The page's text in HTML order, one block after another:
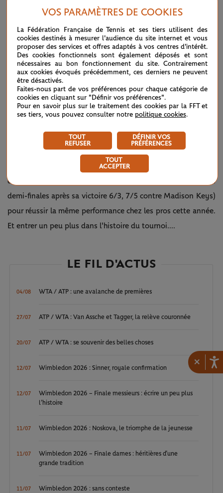
×
"En entrant sur le court ce matin, je savais que je pouvais
bien jouer car le fait d'être en quarts de finale me l'avait
prouvé, a commenté Amanda Anisimova au micro de Marion
Bartoli à l'issue du match.Mais je savais aussi que je devrais
jouer différemment si je voulais gagner aujourd’hui car
Simona est une adversaire redoutable. Et je suis très
heureuse car j'ai réussi l'un des meilleurs matchs de ma vie
aujourd'hui.
Finaliste chez les juniors, il y a trois ans, Amanda Anisimova
devra battre Ashleigh Barty (elle aussi qualifiée pour les
demi-finales après sa victoire 6/3, 7/5 contre Madison Keys)
pour réussir la même performance chez les pros cette année.
Et entrer un peu plus dans l'histoire du tournoi....
LE FIL D'ACTUS
04/08 WTA / ATP : une avalanche de premières
27/07 ATP / WTA : Van Assche et Tagger, la relève couronnée
20/07 ATP / WTA : se souvenir des belles choses
12/07 Wimbledon 2026 : Sinner, royale confirmation
12/07
Wimbledon 2026 – Finale messieurs : écrire un peu plus
l’histoire
11/07 Wimbledon 2026 : Noskova, le triomphe de la jeunesse
11/07
Wimbledon 2026 – Finale dames : héritières d’une
grande tradition
11/07 Wimbledon 2026 : sans conteste
VOS PARAMÈTRES DE COOKIES
La Fédération Française de Tennis et ses tiers utilisent des
cookies destinés à mesurer l'audience du site internet et vous
proposer des services et offres adaptés à vos centres d'intérêt.
Des cookies fonctionnels sont également déposés et sont
nécessaires au bon fonctionnement du site. Contrairement
aux cookies évoqués précédemment, ces derniers ne peuvent
être désactivés.
Faites-nous part de vos préférences pour chaque catégorie de
cookies en cliquant sur "Définir vos préférences".
Pour en savoir plus sur le traitement des cookies par la FFT et
ses tiers, vous pouvez consulter notre politique cookies.
TOUT
REFUSER
DÉFINIR VOS
PRÉFÉRENCES
TOUT
ACCEPTER